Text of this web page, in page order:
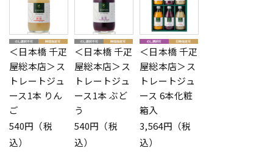
＜日本橋 千疋
屋総本店＞ス
トレートジュ
ース1本 りん
ご
540円（税
込）
＜日本橋 千疋
屋総本店＞ス
トレートジュ
ース1本 ぶど
う
540円（税
込）
＜日本橋 千疋
屋総本店＞ス
トレートジュ
ース 6本化粧
箱入
3,564円（税
込）